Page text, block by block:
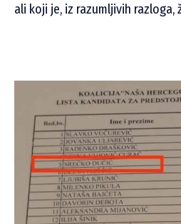
ali koji je, iz razumljivih